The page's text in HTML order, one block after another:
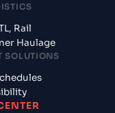
Rail
Haulage
SOLUTIONS